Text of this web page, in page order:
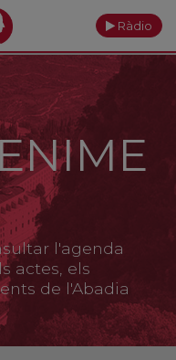
Ràdio
l'agenda
actes, els
de l'Abadia